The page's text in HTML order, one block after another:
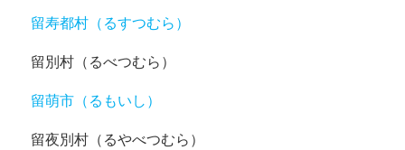
留寿都村（るすつむら）
留別村（るべつむら）
留萌市（るもいし）
留夜別村（るやべつむら）